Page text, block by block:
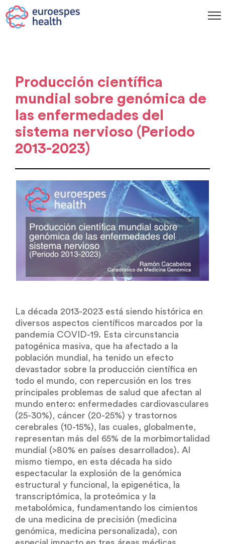
Producción científica
mundial sobre genómica de
las enfermedades del
sistema nervioso (Periodo
2013-2023)
La década 2013-2023 está siendo histórica en
diversos aspectos científicos marcados por la
pandemia COVID-19. Esta circunstancia
patogénica masiva, que ha afectado a la
población mundial, ha tenido un efecto
devastador sobre la producción científica en
todo el mundo, con repercusión en los tres
principales problemas de salud que afectan al
mundo entero: enfermedades cardiovasculares
(25-30%), cáncer (20-25%) y trastornos
cerebrales (10-15%), las cuales, globalmente,
representan más del 65% de la morbimortalidad
mundial (>80% en países desarrollados). Al
mismo tiempo, en esta década ha sido
espectacular la explosión de la genómica
estructural y funcional, la epigenética, la
transcriptómica, la proteómica y la
metabolómica, fundamentando los cimientos
de una medicina de precisión (medicina
genómica, medicina personalizada), con